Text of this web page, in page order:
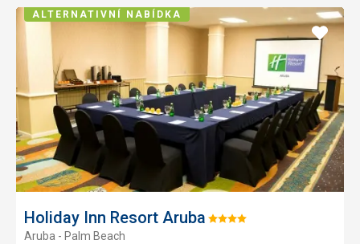
Holiday Inn Resort Aruba Hodnocení:
Aruba - Palm Beach
Přidat
ALTERNATIVNÍ NABÍDKA